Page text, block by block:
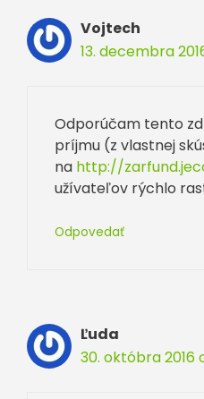
Vojtech
13. decembra
Odporúčam tento
príjmu (z vlastnej
na http://
užívateľov rýchlo
Odpovedať
Ľuda
30. októbra 2016